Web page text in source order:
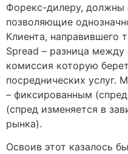
Форекс-дилеру, должны
позволяющие
Клиента, направившего
Spread – разница
комиссия которую
посреднических услуг.
– фиксированным
(спред изменяется в
рынка).
Освоив этот казалось